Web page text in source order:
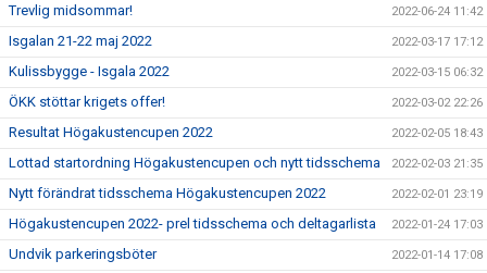
Trevlig midsommar! 2022-06-24 11:42
Isgalan 21-22 maj 2022 2022-03-17 17:12
Kulissbygge - Isgala 2022 2022-03-15 06:32
ÖKK stöttar krigets offer! 2022-03-02 22:26
Resultat Högakustencupen 2022 2022-02-05 18:43
Lottad startordning Högakustencupen och nytt tidsschema 2022-02-03 21:35
Nytt förändrat tidsschema Högakustencupen 2022 2022-02-01 23:19
Högakustencupen 2022- prel tidsschema och deltagarlista 2022-01-24 17:03
Undvik parkeringsböter 2022-01-14 17:08